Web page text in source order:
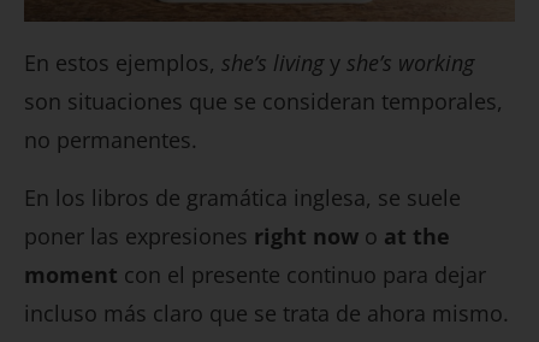
En estos ejemplos, she’s livingy she’s working
son situaciones que se consideran temporales,
no permanentes.
En los libros de gramática inglesa, se suele
poner las expresiones right now o at the
moment con el presente continuo para dejar
incluso más claro que se trata de ahora mismo.